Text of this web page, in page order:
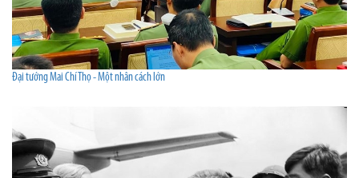
Đại tướng Mai Chí Thọ - Một nhân cách lớn